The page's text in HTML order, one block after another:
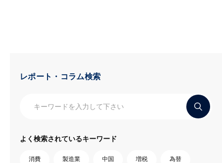
レポート・コラム検索
よく検索されているキーワード
消費 製造業 中国 増税 為替